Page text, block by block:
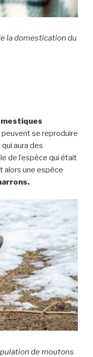
la domestication du
peuvent se reproduire
aura des
de l’espèce qui était
alors une espèce
de moutons